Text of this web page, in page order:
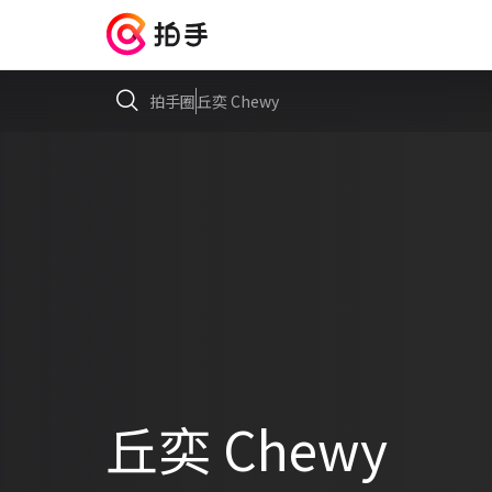
拍手圈丘奕 Chewy
丘奕 Chewy